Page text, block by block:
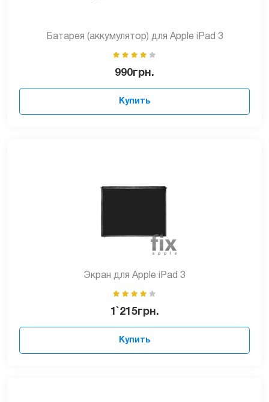
Батарея (аккумулятор) для Apple iPad 3
990грн.
Купить
Экран для Apple iPad 3
1`215грн.
Купить